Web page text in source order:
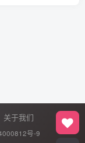
关于我们
号-9